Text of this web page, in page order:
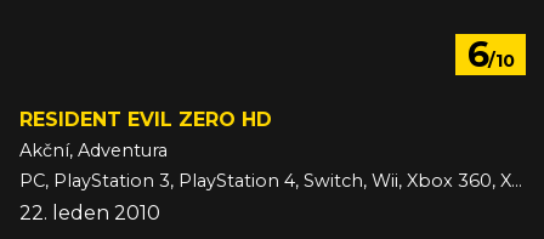
6/10
RESIDENT EVIL ZERO HD
Akční, Adventura
PC, PlayStation 3, PlayStation 4, Switch, Wii, Xbox 360, Xbox One
22. leden 2010